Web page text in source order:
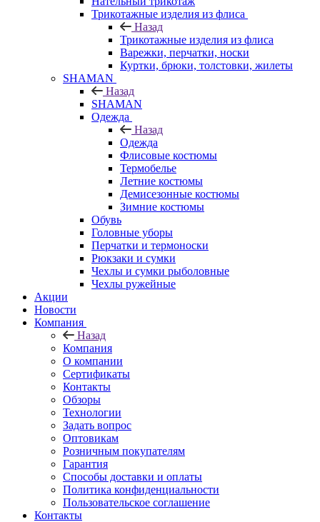
Трикотажные изделия из флиса
Назад
Трикотажные изделия из флиса
Варежки, перчатки, носки
Куртки, брюки, толстовки, жилеты
SHAMAN
Назад
SHAMAN
Одежда
Назад
Одежда
Флисовые костюмы
Термобелье
Летние костюмы
Демисезонные костюмы
Зимние костюмы
Обувь
Головные уборы
Перчатки и термоноски
Рюкзаки и сумки
Чехлы и сумки рыболовные
Чехлы ружейные
Акции
Новости
Компания
Назад
Компания
О компании
Сертификаты
Контакты
Обзоры
Технологии
Задать вопрос
Оптовикам
Розничным покупателям
Гарантия
Способы доставки и оплаты
Политика конфиденциальности
Пользовательское соглашение
Контакты